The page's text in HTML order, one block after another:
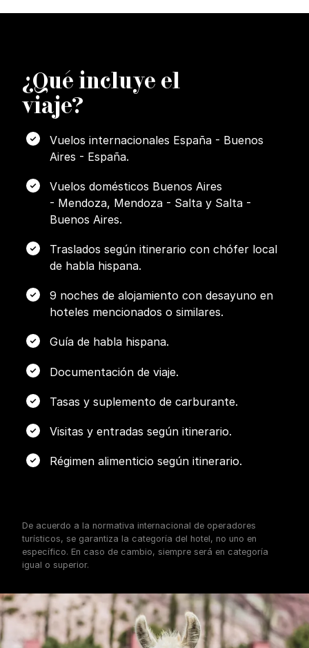
¿Qué incluye el
viaje?
Vuelos internacionales España - Buenos
Aires - España.
Vuelos domésticos Buenos Aires
- Mendoza, Mendoza - Salta y Salta -
Buenos Aires.
Traslados según itinerario con chófer local
de habla hispana.
9 noches de alojamiento con desayuno en
hoteles mencionados o similares.
Guía de habla hispana.
Documentación de viaje.
Tasas y suplemento de carburante.
Visitas y entradas según itinerario.
Régimen alimenticio según itinerario.
De acuerdo a la normativa internacional de operadores
turísticos, se garantiza la categoría del hotel, no uno en
específico. En caso de cambio, siempre será en categoría
igual o superior.